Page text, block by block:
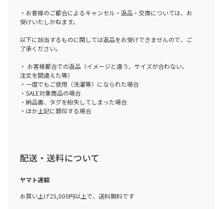
・お客様のご都合によるキャンセル・返品・交換については、お
受けいたしかねます。
以下に該当するものに関しては返品をお受けできませんので、ご
了承ください。
・ お客様都合での返品（イメージと違う、サイズが合わない、
注文を間違えた等）
・一度でもご使用（洗濯等）になられた場合
・SALE対象商品の場合
・納品書、タグを紛失してしまった場合
・ほか上記に類似する場合
配送・送料について
ヤマト運輸
お買い上げ25,000円以上で、送料無料です